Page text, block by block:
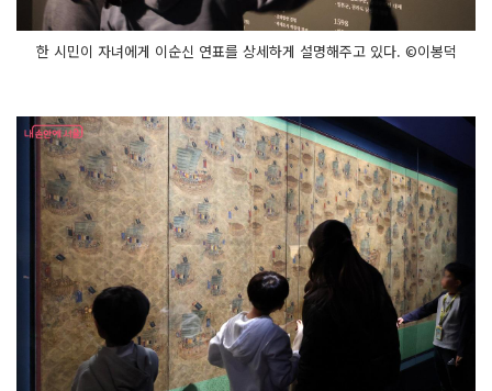
한 시민이 자녀에게 이순신 연표를 상세하게 설명해주고 있다. ©이봉덕